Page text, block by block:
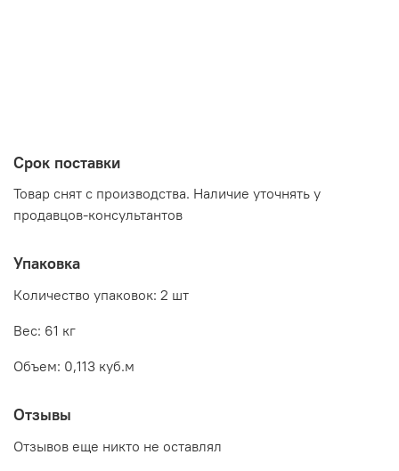
Срок поставки
Товар снят с производства. Наличие уточнять у
продавцов-консультантов
Упаковка
Количество упаковок: 2 шт
Вес: 61 кг
Объем: 0,113 куб.м
Отзывы
Отзывов еще никто не оставлял